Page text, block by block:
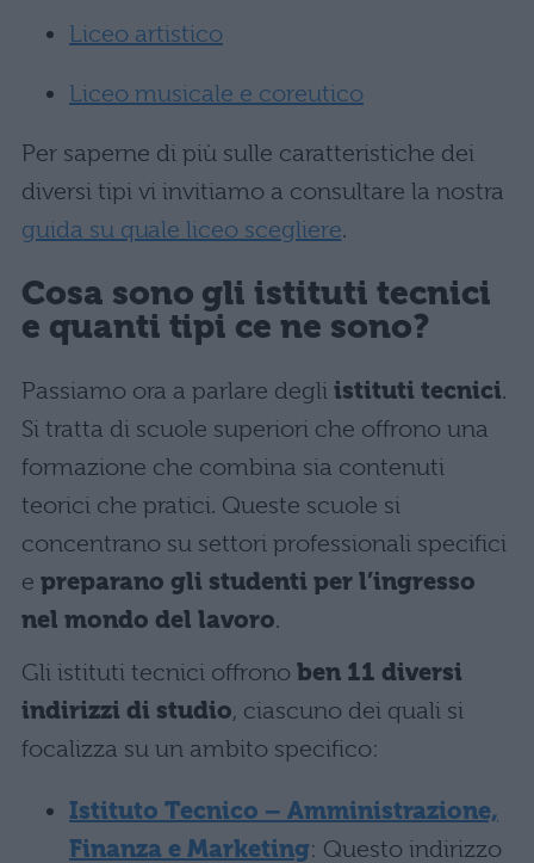
Liceo artistico
Liceo musicale e coreutico
Per saperne di più sulle caratteristiche dei
diversi tipi vi invitiamo a consultare la nostra
guida su quale liceo scegliere.
Cosa sono gli istituti tecnici
e quanti tipi ce ne sono?
Passiamo ora a parlare degli istituti tecnici.
Si tratta di scuole superiori che offrono una
formazione che combina sia contenuti
teorici che pratici. Queste scuole si
concentrano su settori professionali specifici
e preparano gli studenti per l’ingresso
nel mondo del lavoro.
Gli istituti tecnici offrono ben 11 diversi
indirizzi di studio, ciascuno dei quali si
focalizza su un ambito specifico:
Istituto Tecnico – Amministrazione,
Finanza e Marketing: Questo indirizzo